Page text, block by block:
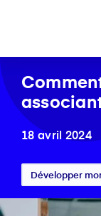
18 avril 2024
Développer